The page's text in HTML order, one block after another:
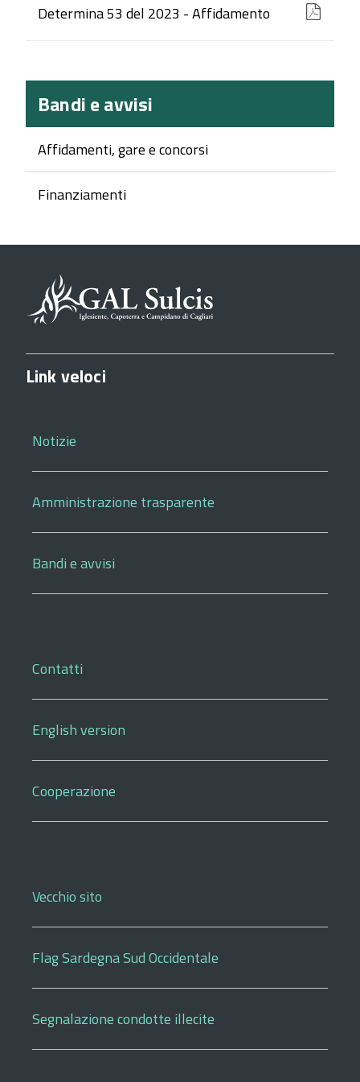
Determina 53 del 2023 - Affidamento
Bandi e avvisi
Affidamenti, gare e concorsi
Finanziamenti
Link veloci
Notizie
Amministrazione trasparente
Bandi e avvisi
Contatti
English version
Cooperazione
Vecchio sito
Flag Sardegna Sud Occidentale
Segnalazione condotte illecite